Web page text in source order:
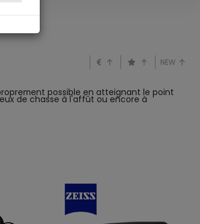
NEW
possible en atteignant le point
de chasse à l'affût ou encore à